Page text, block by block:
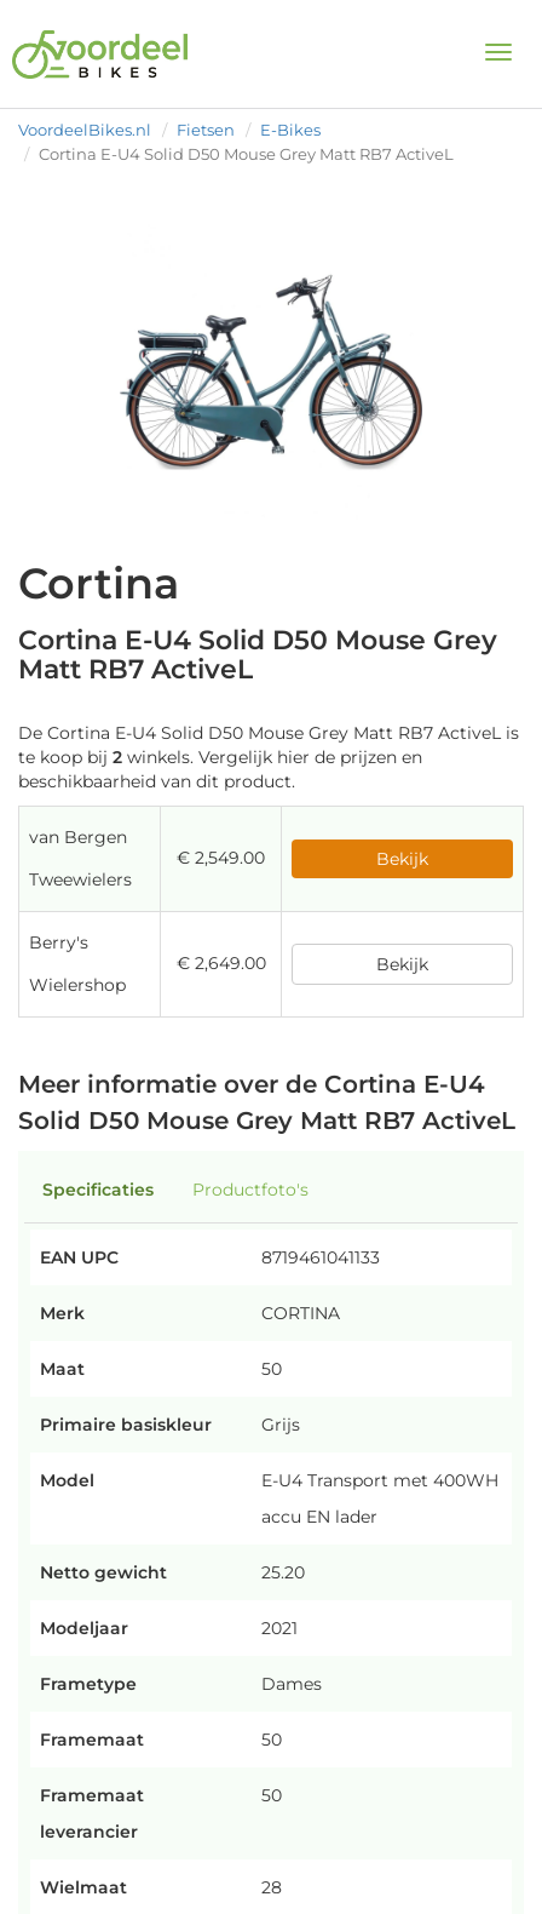
VoordeelBikes.nl Fietsen
E-Bikes
Cortina E-U4 Solid D50 Mouse Grey Matt RB7 ActiveL
Cortina
Cortina E-U4 Solid D50 Mouse Grey
Matt RB7 ActiveL
De Cortina E-U4 Solid D50 Mouse Grey Matt RB7 ActiveL is
te koop bij 2 winkels. Vergelijk hier de prijzen en
beschikbaarheid van dit product.
van Bergen
Tweewielers
€ 2,549.00 Bekijk
Berry's
Wielershop
€ 2,649.00 Bekijk
Meer informatie over de Cortina E-U4
Solid D50 Mouse Grey Matt RB7 ActiveL
Specificaties Productfoto's
EAN UPC 8719461041133
Merk CORTINA
Maat 50
Primaire basiskleur Grijs
Model
E-U4 Transport met 400WH
accu EN lader
Netto gewicht 25.20
Modeljaar 2021
Frametype Dames
Framemaat 50
Framemaat
leverancier
50
Wielmaat 28